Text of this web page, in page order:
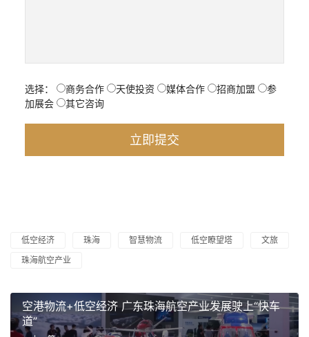
选择： 商务合作 天使投资 媒体合作 招商加盟
参
加展会
其它咨询
低空经济 珠海 智慧物流 低空瞭望塔
文旅
珠海航空产业
空港物流+低空经济 广东珠海航空产业发展驶上“快车
道”